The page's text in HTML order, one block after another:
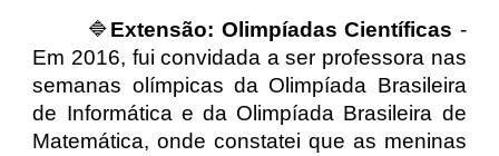
🔷Extensão: Olimpíadas Científicas -
Em 2016, fui convidada a ser professora nas
semanas olímpicas da Olimpíada Brasileira
de Informática e da Olimpíada Brasileira de
Matemática, onde constatei que as meninas